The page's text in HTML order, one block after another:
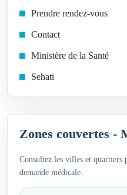
Prendre rendez-vous
Contact
Ministère de la Santé
Sehati
Zones couvertes -
Consultez les villes et quartiers
demande médicale.